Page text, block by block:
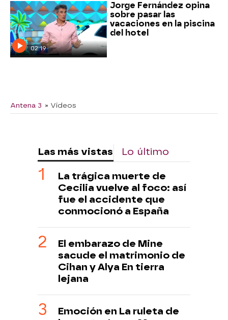
02:19
Jorge Fernández opina
sobre pasar las
vacaciones en la piscina
del hotel
Antena 3 » Vídeos
Las más vistas Lo último
La trágica muerte de
Cecilia vuelve al foco: así
fue el accidente que
conmocionó a España
El embarazo de Mine
sacude el matrimonio de
Cihan y Alya En tierra
lejana
Emoción en La ruleta de